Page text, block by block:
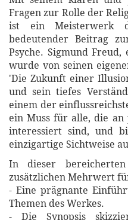
Fragen zur Rolle der
ist ein Meisterwerk
bedeutender Beitrag
Psyche. Sigmund
wurde von seinen
'Die Zukunft einer
und sein tiefes
einem der
ein Muss für alle, die an
interessiert sind, und
einzigartige Sichtweise
In dieser
zusätzlichen Mehrwert
- Eine prägnante
Themen des Werkes.
- Die Synopsis